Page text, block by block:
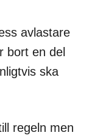
avlastare
bort en del
ska
regeln men